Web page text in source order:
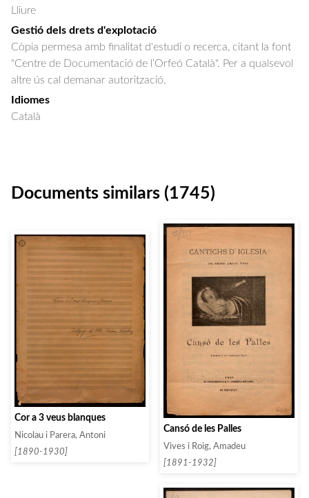
Lliure
Gestió dels drets d'explotació
Còpia permesa amb finalitat d'estudi o recerca, citant la font
"Centre de Documentació de l’Orfeó Català". Per a qualsevol
altre ús cal demanar autorització.
Idiomes
Català
Documents similars (1745)
Cor a 3 veus blanques
Nicolau i Parera, Antoni
[1890-1930]
Cansó de les Palles
Vives i Roig, Amadeu
[1891-1932]